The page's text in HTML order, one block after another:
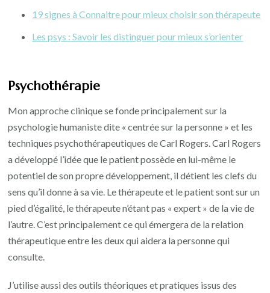
19 signes à Connaitre pour mieux choisir son thérapeute
Les psys : Savoir les distinguer pour mieux s’orienter
Psychothérapie
Mon approche clinique se fonde principalement sur la
psychologie humaniste dite « centrée sur la personne » et les
techniques psychothérapeutiques de Carl Rogers. Carl Rogers
a développé l’idée que le patient possède en lui-même le
potentiel de son propre développement, il détient les clefs du
sens qu’il donne à sa vie. Le thérapeute et le patient sont sur un
pied d’égalité, le thérapeute n’étant pas « expert » de la vie de
l’autre. C’est principalement ce qui émergera de la relation
thérapeutique entre les deux qui aidera la personne qui
consulte.
J’utilise aussi des outils théoriques et pratiques issus des